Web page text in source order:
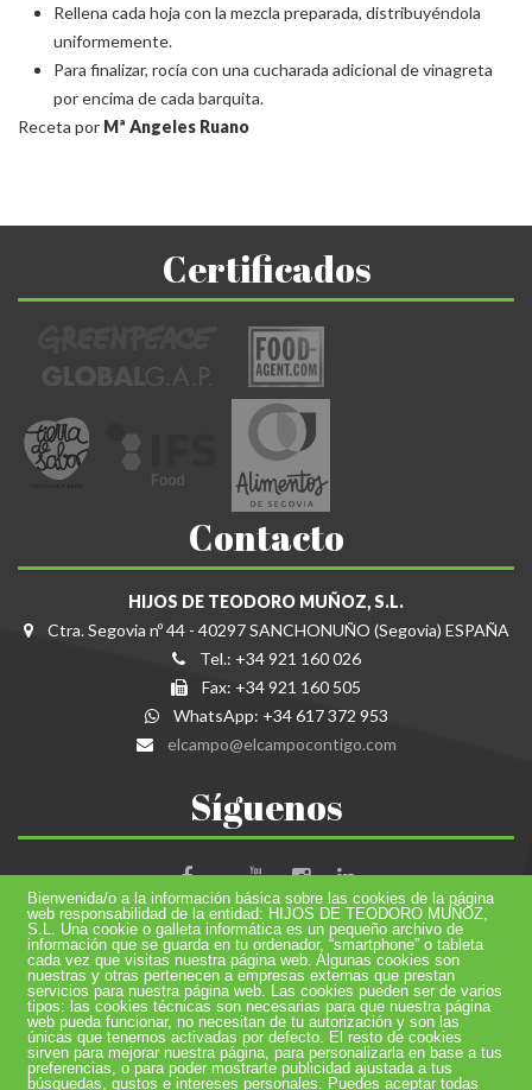
Bienvenida/o a la información básica sobre las cookies de la página
web responsabilidad de la entidad: HIJOS DE TEODORO MUÑOZ,
S.L. Una cookie o galleta informática es un pequeño archivo de
información que se guarda en tu ordenador, “smartphone” o tableta
cada vez que visitas nuestra página web. Algunas cookies son
nuestras y otras pertenecen a empresas externas que prestan
servicios para nuestra página web. Las cookies pueden ser de varios
tipos: las cookies técnicas son necesarias para que nuestra página
web pueda funcionar, no necesitan de tu autorización y son las
únicas que tenemos activadas por defecto. El resto de cookies
sirven para mejorar nuestra página, para personalizarla en base a tus
preferencias, o para poder mostrarte publicidad ajustada a tus
búsquedas, gustos e intereses personales. Puedes aceptar todas
Rellena cada hoja con la mezcla preparada, distribuyéndola
uniformemente.
Para finalizar, rocía con una cucharada adicional de vinagreta
por encima de cada barquita.
Receta por Mª Angeles Ruano
Certificados
Contacto
HIJOS DE TEODORO MUÑOZ, S.L.
Ctra. Segovia nº 44 - 40297 SANCHONUÑO (Segovia) ESPAÑA
Tel.: +34 921 160 026
Fax: +34 921 160 505
WhatsApp: +34 617 372 953
elcampo@elcampocontigo.com
Síguenos
AYUDA DESTINADA PARA LA CERTIFICACIÓN
INTERNACIONAL
© 2016 Hijos de Teodoro Muñoz S.L. Todos los derechos reservados.